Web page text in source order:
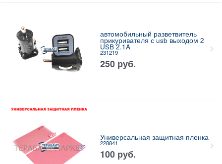
автомобильный разветвитель
прикуривателя с usb выходом 2
USB 2.1A
231219
250 руб.
Универсальная защитная пленка
228841
100 руб.